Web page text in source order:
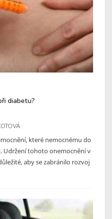
diabetu?
které nemocnému do
Udržení tohoto onemocnění v
aby se zabránilo rozvoj